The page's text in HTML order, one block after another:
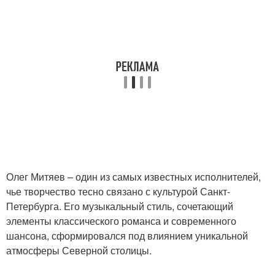
Олег Митяев – один из самых известных исполнителей,
чье творчество тесно связано с культурой Санкт-
Петербурга. Его музыкальный стиль, сочетающий
элементы классического романса и современного
шансона, сформировался под влиянием уникальной
атмосферы Северной столицы.